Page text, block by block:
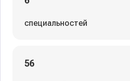
специальностей
56